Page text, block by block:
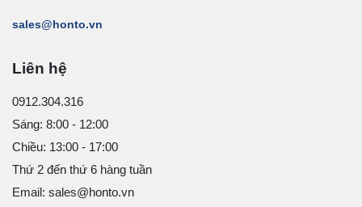
sales@honto.vn
Liên hệ
0912.304.316
Sáng: 8:00 - 12:00
Chiều: 13:00 - 17:00
Thứ 2 đến thứ 6 hàng tuần
Email: sales@honto.vn